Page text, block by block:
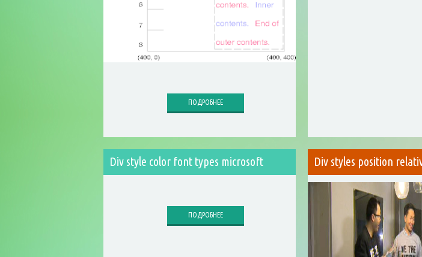
ПОДРОБНЕЕ
Div style color font types microsoft
ПОДРОБНЕЕ
Div styles position